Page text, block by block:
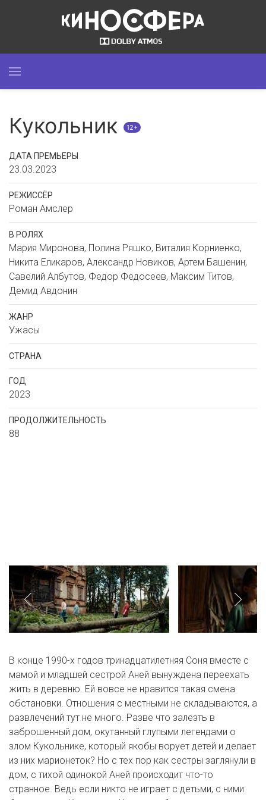
Кукольник 12+
ДАТА ПРЕМЬЕРЫ
23.03.2023
РЕЖИССЁР
Роман Амслер
В РОЛЯХ
Мария Миронова, Полина Ряшко, Виталия Корниенко,
Никита Еликаров, Александр Новиков, Артем Башенин,
Савелий Албутов, Федор Федосеев, Максим Титов,
Демид Авдонин
ЖАНР
Ужасы
СТРАНА
ГОД
2023
ПРОДОЛЖИТЕЛЬНОСТЬ
88
В конце 1990-х годов тринадцатилетняя Соня вместе с
мамой и младшей сестрой Аней вынуждена переехать
жить в деревню. Ей вовсе не нравится такая смена
обстановки. Отношения с местными не складываются, а
развлечений тут не много. Разве что залезть в
заброшенный дом, окутанный глупыми легендами о
злом Кукольнике, который якобы ворует детей и делает
из них марионеток? Но с тех пор как сестры заглянули в
дом, с тихой одинокой Аней происходит что-то
странное. Ведь если никто не играет с детьми, с ними